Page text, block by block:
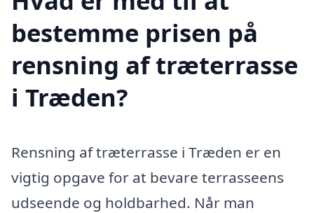
bestemme prisen på
rensning af træterrasse
i Træden?
Rensning af træterrasse i Træden er en
vigtig opgave for at bevare terrasseens
udseende og holdbarhed. Når man